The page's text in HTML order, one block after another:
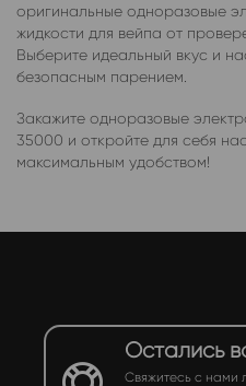
оригинальные одноразовые
жидкости для вейпа от
Выберите идеальный вкус и
безопасным парением.
Закажите одноразовые
35000 и откройте для себя
максимальным удобством!
Остались
Свяжитесь с нами